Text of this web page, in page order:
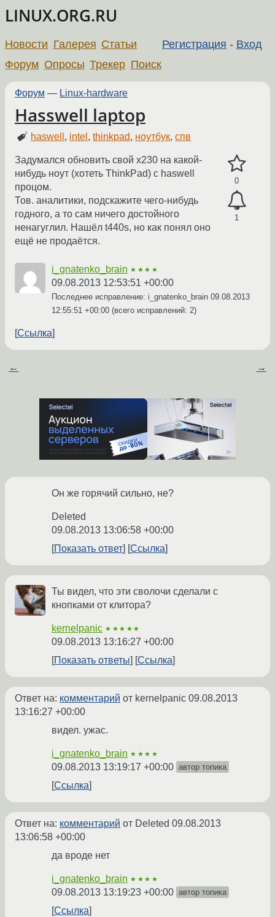
LINUX.ORG.RU
Регистрация - Вход
Новости Галерея Статьи
Форум Опросы Трекер Поиск
Форум — Linux-hardware
Hasswell laptop
haswell , intel ,thinkpad, ноутбук,спв
0
1
Задумался обновить свой x230 на какой-
нибудь ноут (хотеть ThinkPad) с haswell
процом.
Тов. аналитики, подскажите чего-нибудь
годного, а то сам ничего достойного
ненагуглил. Нашёл t440s, но как понял оно
ещё не продаётся.
i_gnatenko_brain ★★★★
09.08.2013 12:53:51 +00:00
Последнее исправление: i_gnatenko_brain 09.08.2013
12:55:51 +00:00 (всего исправлений: 2)
Ссылка
← →
Он же горячий сильно, не?
Deleted
09.08.2013 13:06:58 +00:00
Показать ответ
Ссылка
Ты видел, что эти сволочи сделали с
кнопками от клитора?
kernelpanic ★★★★★
09.08.2013 13:16:27 +00:00
Показать ответы
Ссылка
Ответ на: комментарий от kernelpanic 09.08.2013
13:16:27 +00:00
видел. ужас.
i_gnatenko_brain ★★★★
09.08.2013 13:19:17 +00:00 автор топика
Ссылка
Ответ на: комментарий от Deleted 09.08.2013
13:06:58 +00:00
да вроде нет
i_gnatenko_brain ★★★★
09.08.2013 13:19:23 +00:00 автор топика
Ссылка